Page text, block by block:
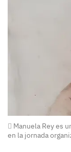
Manuela Rey es
en la jornada